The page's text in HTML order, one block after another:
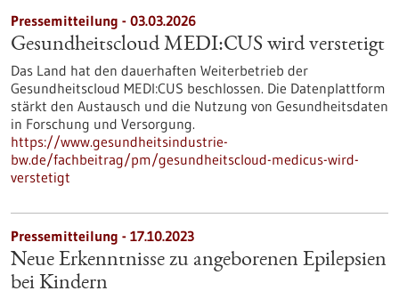
Pressemitteilung - 03.03.2026
Gesundheitscloud MEDI:CUS wird verstetigt
Das Land hat den dauerhaften Weiterbetrieb der
Gesundheitscloud MEDI:CUS beschlossen. Die Datenplattform
stärkt den Austausch und die Nutzung von Gesundheitsdaten
in Forschung und Versorgung.
https://www.gesundheitsindustrie-
bw.de/fachbeitrag/pm/gesundheitscloud-medicus-wird-
verstetigt
Pressemitteilung - 17.10.2023
Neue Erkenntnisse zu angeborenen Epilepsien
bei Kindern